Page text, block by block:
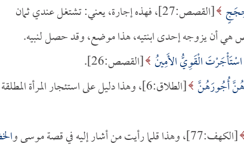
حِجَجٍ
[القصص:27]، فهذه إجارة، يعني: تشتغل عندي ثمان
أن يزوجه إحدى ابنتيه، هذا موضع، وقد حصل لنبيه.
الْقَوِيُّ الأَمِينُ [القصص:26].
أُجُورَهُنَّ
[الطلاق:6]، وهذا دليل على استئجار المرأة المطلقة
[الكهف:77]، وهذا قلما رأيت من أشار إليه في قصة موسى و